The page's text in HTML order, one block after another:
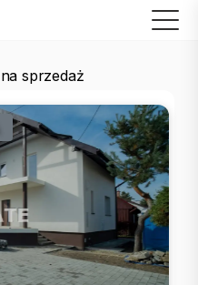
na sprzedaż